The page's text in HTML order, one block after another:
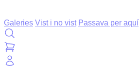
Galeries Vist i no vist Passava per aquí